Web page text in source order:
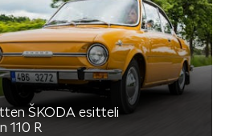
ENYAQ
ŠKODA esitteli
110 R